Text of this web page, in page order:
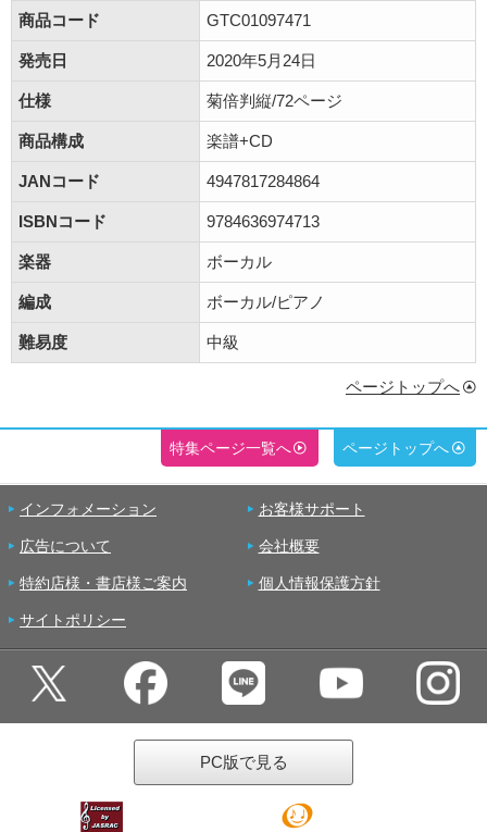
商品コード
GTC01097471
発売日 2020年5月24日
仕様 菊倍判縦/72ページ
商品構成 楽譜+CD
JANコード 4947817284864
ISBNコード 9784636974713
楽器 ボーカル
編成 ボーカル/ピアノ
難易度 中級
ページトップへ
特集ページ一覧へ ページトップへ
インフォメーション お客様サポート
広告について 会社概要
特約店様・書店様ご案内 個人情報保護方針
サイトポリシー
PC版で見る